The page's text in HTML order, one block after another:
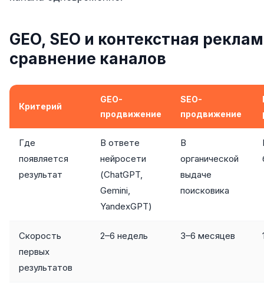
Контент для соцсетей
Статьи и блоги
ВИДЕОПРОДАКШН
Видео для соцсетей
Корпоративные видео
ВЕБ-АНАЛИТИКА
GEO, SEO и контекстная
сравнение каналов
Критерий
GEO-
продвижение
SEO-
продвижение
Где
появляется
результат
В ответе
нейросети
(ChatGPT,
Gemini,
YandexGPT)
В
органической
выдаче
поисковика
Скорость
первых
результатов
2–6 недель 3–6 месяцев